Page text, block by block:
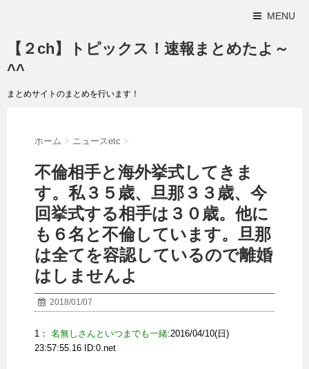
MENU
【２ch】トピックス！速報まとめたよ～
^^
まとめサイトのまとめを行います！
ホーム > ニュースetc >
不倫相手と海外挙式してきま
す。私３５歳、旦那３３歳、今
回挙式する相手は３０歳。他に
も６名と不倫しています。旦那
は全てを容認しているので離婚
はしませんよ
2018/01/07
1： 名無しさんといつまでも一緒:2016/04/10(日)
23:57:55.16 ID:0.net